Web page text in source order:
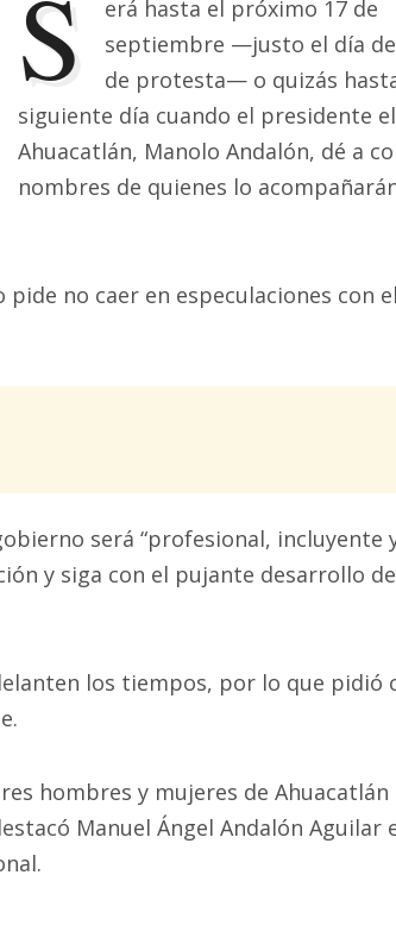
S
erá hasta el próximo 17 de
septiembre —justo el día
de protesta— o quizás
siguiente día cuando el presidente
Ahuacatlán, Manolo Andalón, dé a
nombres de quienes lo
no caer en especulaciones con
será “profesional, incluyente
y siga con el pujante desarrollo de
los tiempos, por lo que pidió
hombres y mujeres de Ahuacatlán
Manuel Ángel Andalón Aguilar